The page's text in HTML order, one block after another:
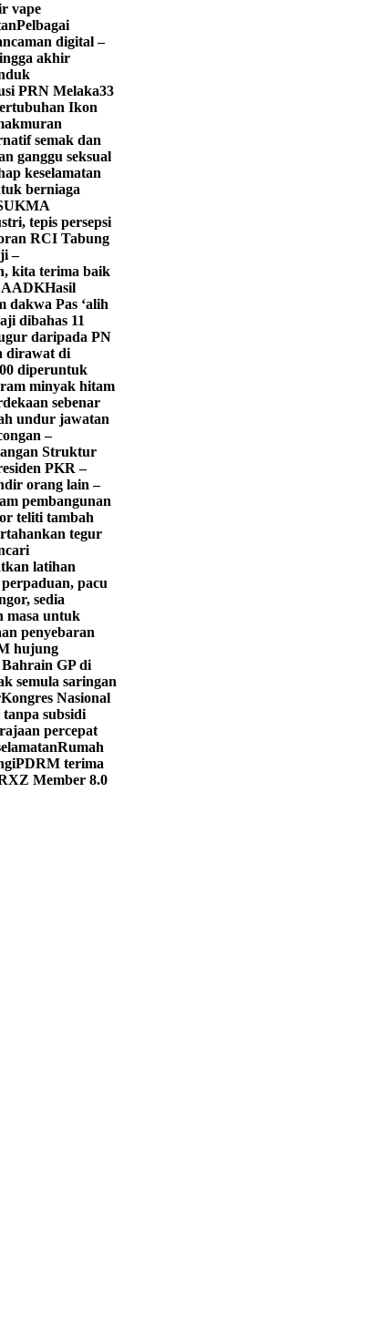
vape
Pelbagai
digital –
akhir
PRN Melaka33
Ikon
semak dan
ganggu seksual
keselamatan
berniaga
tepis persepsi
RCI Tabung
–
kita terima baik
AADKHasil
dakwa Pas ‘alih
dibahas 11
daripada PN
dirawat di
diperuntuk
minyak hitam
sebenar
undur jawatan
–
Struktur
PKR –
orang lain –
pembangunan
teliti tambah
tegur
latihan
pacu
sedia
masa untuk
penyebaran
hujung
GP di
semula saringan
Kongres Nasional
subsidi
percepat
Rumah
PDRM terima
Member 8.0